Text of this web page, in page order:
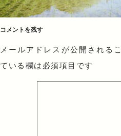
コメントを残す
メールアドレスが公開される
ている欄は必須項目です